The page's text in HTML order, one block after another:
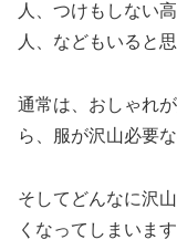
人、つけもしない
人、などもいると
通常は、おしゃれ
ら、服が沢山必要な
そしてどんなに沢
くなってしまいます